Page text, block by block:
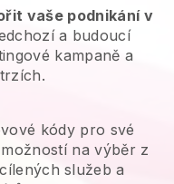
vaše podnikání v
a budoucí
kampaně a
kódy pro své
na výběr z
služeb a